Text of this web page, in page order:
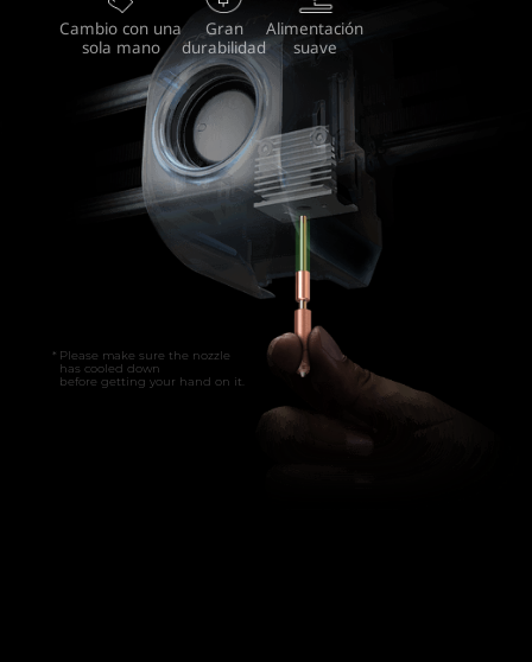
Cambio con una
sola mano
Gran
durabilidad
Alimentación
suave
Please make sure the nozzle
has cooled down
before getting your hand on it.